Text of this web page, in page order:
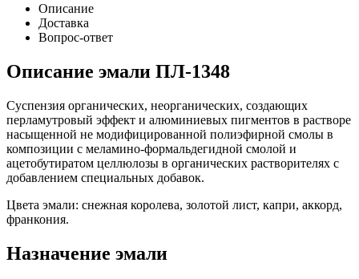
Описание
Доставка
Вопрос-ответ
Описание эмали ПЛ-1348
Суспензия органических, неорганических, создающих
перламутровый эффект и алюминиевых пигментов в растворе
насыщенной не модифицированной полиэфирной смолы в
композиции с меламино-формальдегидной смолой и
ацетобутиратом целлюлозы в органических растворителях с
добавлением специальных добавок.
Цвета эмали: снежная королева, золотой лист, капри, аккорд,
франкония.
Назначение эмали